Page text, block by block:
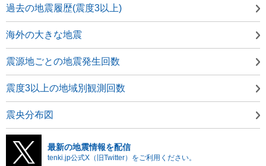
過去の地震履歴(震度3以上)
海外の大きな地震
震源地ごとの地震発生回数
震度3以上の地域別観測回数
震央分布図
最新の地震情報を配信
tenki.jp公式X（旧Twitter）をご利用ください。